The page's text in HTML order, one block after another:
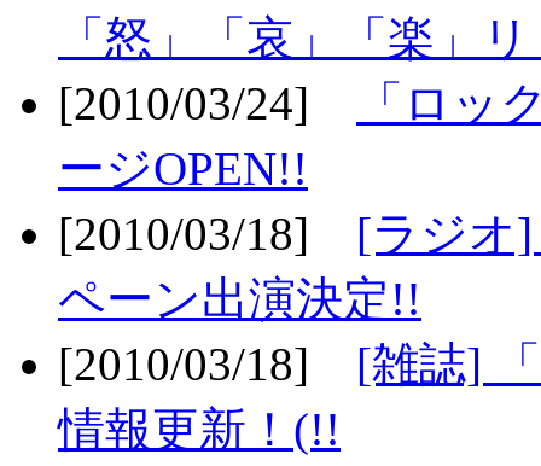
「怒」「哀」「楽」
[2010/03/24]
「ロッ
ージOPEN!!
[2010/03/18] [ラジオ
ペーン出演決定!!
[2010/03/18] [雑誌]
情報更新！(!!